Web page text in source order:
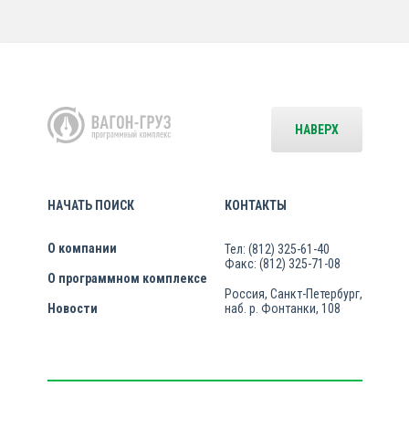
НАЧАТЬ ПОИСК
О компании
О программном комплексе
Новости
КОНТАКТЫ
Тел: (812) 325-61-40
Факс: (812) 325-71-08
Россия, Санкт-Петербург,
наб. р. Фонтанки, 108
НАВЕРХ